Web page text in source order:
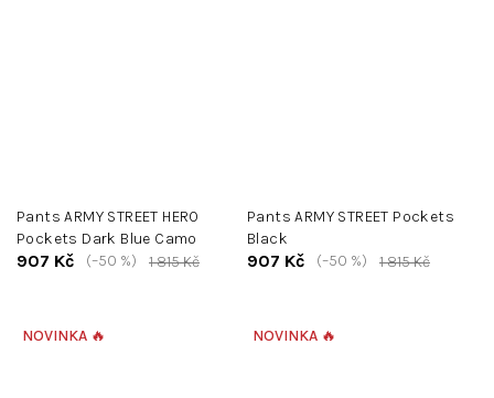
Pants ARMY STREET HERO
Pockets Dark Blue Camo
907 Kč 1 815 Kč
(–50 %)
Pants ARMY STREET Pockets
Black
907 Kč 1 815 Kč
(–50 %)
NOVINKA 🔥 NOVINKA 🔥